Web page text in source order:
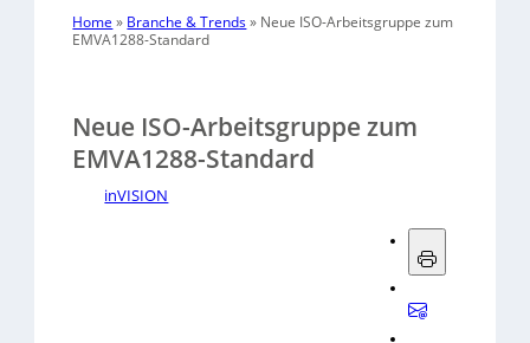
Home » Branche & Trends» Neue ISO-Arbeitsgruppe zum
EMVA1288-Standard
Neue ISO-Arbeitsgruppe zum
EMVA1288-Standard
inVISION